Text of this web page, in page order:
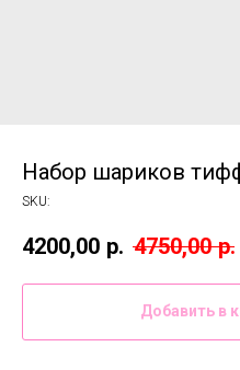
Набор шариков
SKU:
4200,00 р. 4750,00 р.
Добавить в